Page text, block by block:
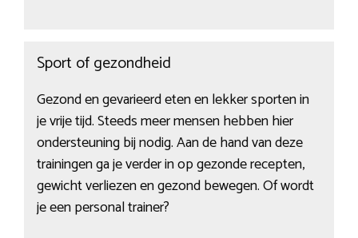
Sport of gezondheid
Gezond en gevarieerd eten en lekker sporten in
je vrije tijd. Steeds meer mensen hebben hier
ondersteuning bij nodig. Aan de hand van deze
trainingen ga je verder in op gezonde recepten,
gewicht verliezen en gezond bewegen. Of wordt
je een personal trainer?